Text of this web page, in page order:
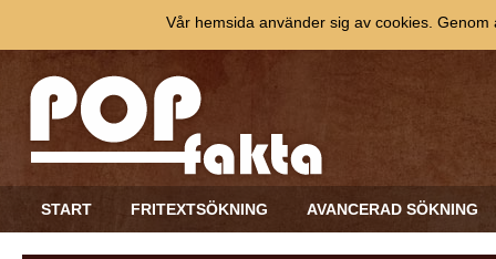
START FRITEXTSÖKNING AVANCERAD SÖKNING
Vår hemsida använder sig av cookies.